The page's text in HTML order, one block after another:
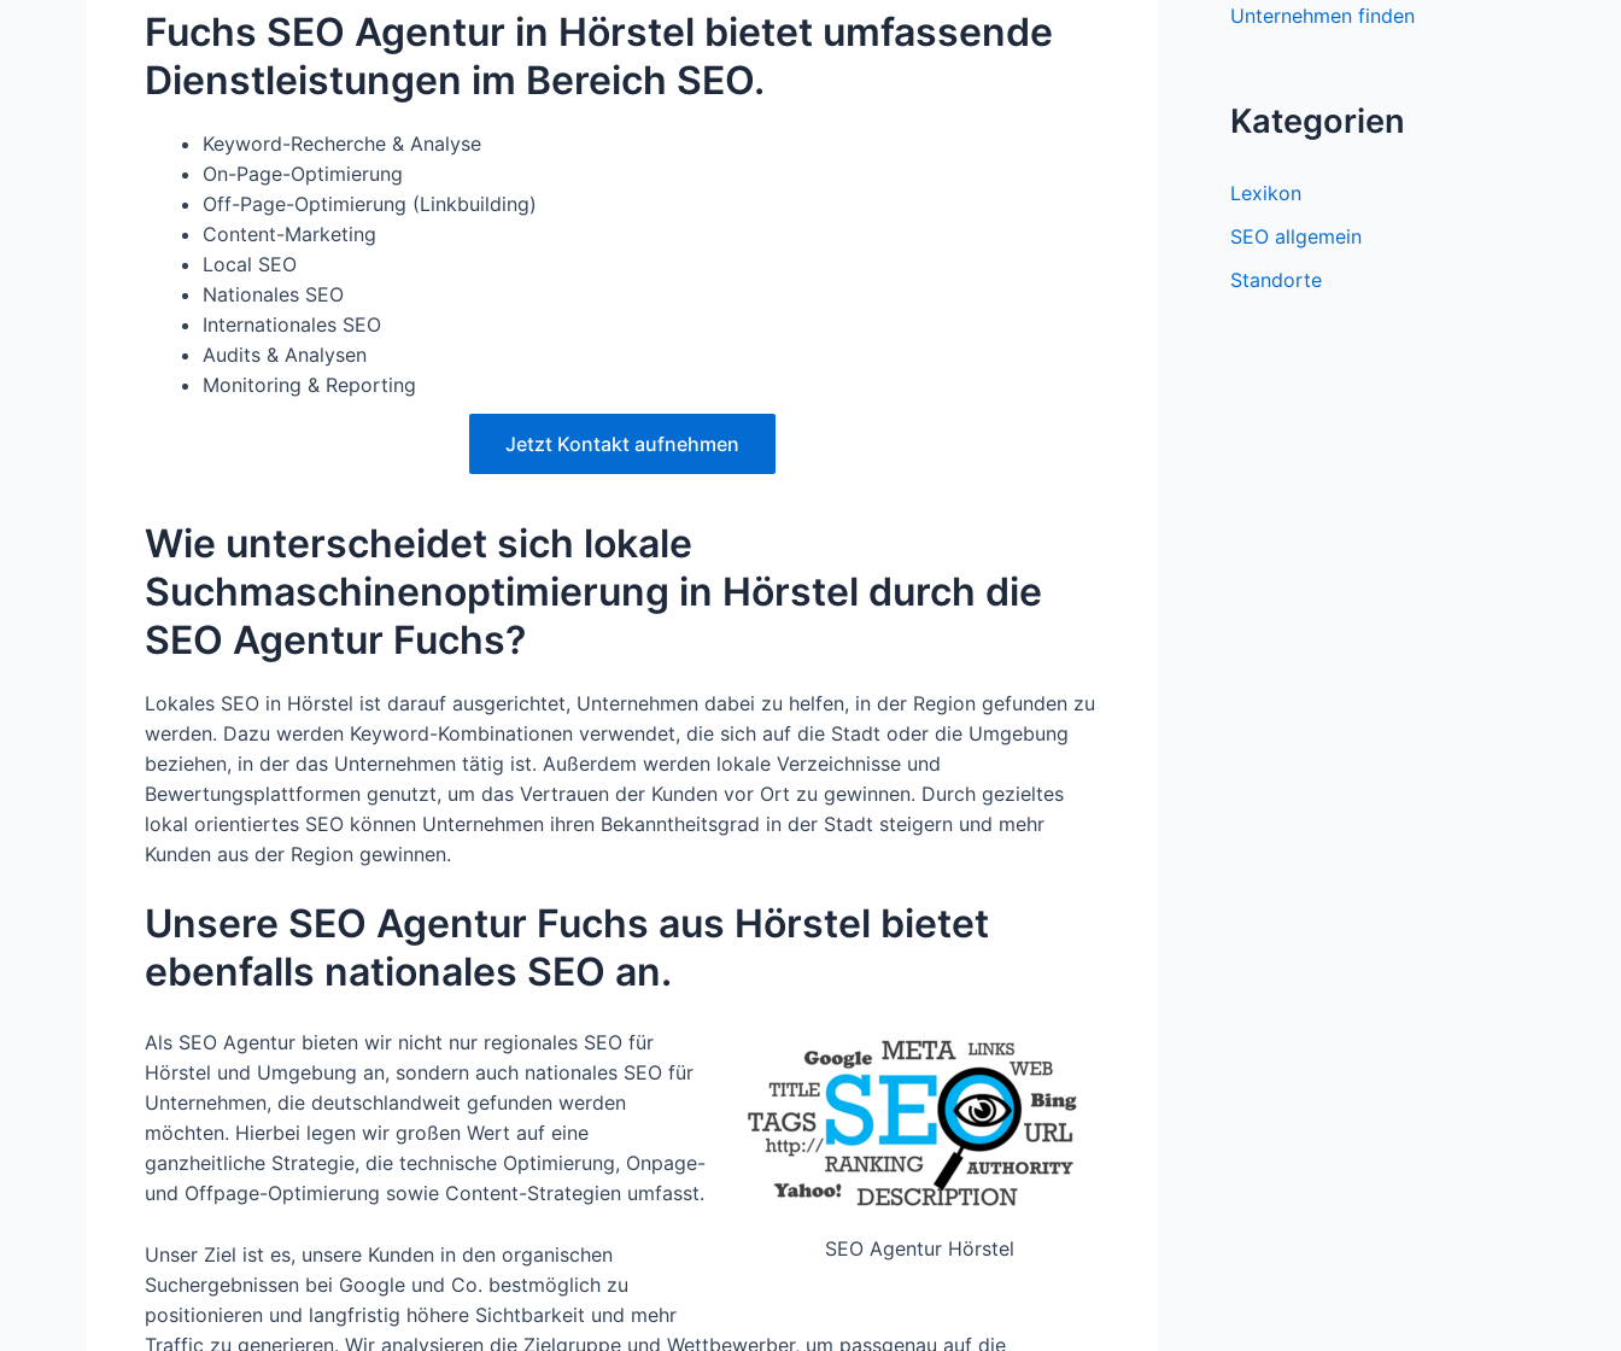
Fuchs SEO Agentur in Hörstel bietet umfassende
Dienstleistungen im Bereich SEO.
Keyword-Recherche & Analyse
On-Page-Optimierung
Off-Page-Optimierung (Linkbuilding)
Content-Marketing
Local SEO
Nationales SEO
Internationales SEO
Audits & Analysen
Monitoring & Reporting
Jetzt Kontakt aufnehmen
Wie unterscheidet sich lokale
Suchmaschinenoptimierung in Hörstel durch die
SEO Agentur Fuchs?
Lokales SEO in Hörstel ist darauf ausgerichtet, Unternehmen dabei zu helfen, in der Region gefunden zu
werden. Dazu werden Keyword-Kombinationen verwendet, die sich auf die Stadt oder die Umgebung
beziehen, in der das Unternehmen tätig ist. Außerdem werden lokale Verzeichnisse und
Bewertungsplattformen genutzt, um das Vertrauen der Kunden vor Ort zu gewinnen. Durch gezieltes
lokal orientiertes SEO können Unternehmen ihren Bekanntheitsgrad in der Stadt steigern und mehr
Kunden aus der Region gewinnen.
Unsere SEO Agentur Fuchs aus Hörstel bietet
ebenfalls nationales SEO an.
SEO Agentur Hörstel
Als SEO Agentur bieten wir nicht nur regionales SEO für
Hörstel und Umgebung an, sondern auch nationales SEO für
Unternehmen, die deutschlandweit gefunden werden
möchten. Hierbei legen wir großen Wert auf eine
ganzheitliche Strategie, die technische Optimierung, Onpage-
und Offpage-Optimierung sowie Content-Strategien umfasst.
Unser Ziel ist es, unsere Kunden in den organischen
Suchergebnissen bei Google und Co. bestmöglich zu
positionieren und langfristig höhere Sichtbarkeit und mehr
Traffic zu generieren. Wir analysieren die Zielgruppe und Wettbewerber, um passgenau auf die
Unternehmen finden
Kategorien
Lexikon
SEO allgemein
Standorte